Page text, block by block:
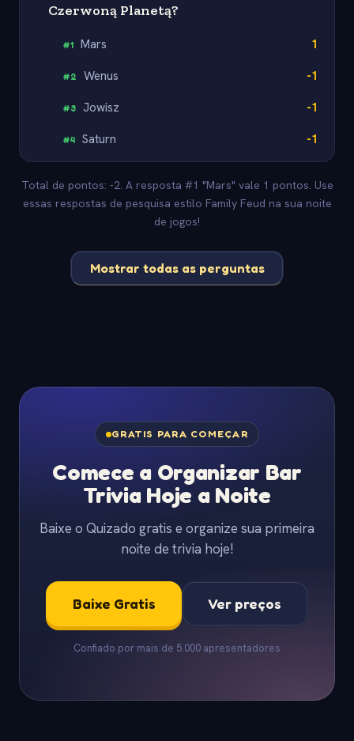
Czerwoną Planetą?
#1 Mars 1
#2 Wenus -1
#3 Jowisz -1
#4 Saturn -1
Total de pontos: -2. A resposta #1 "Mars" vale 1 pontos. Use
essas respostas de pesquisa estilo Family Feud na sua noite
de jogos!
Mostrar todas as perguntas
GRATIS PARA COMEÇAR
Comece a Organizar Bar
Trivia Hoje a Noite
Baixe o Quizado gratis e organize sua primeira
noite de trivia hoje!
Baixe Gratis Ver preços
Confiado por mais de 5.000 apresentadores